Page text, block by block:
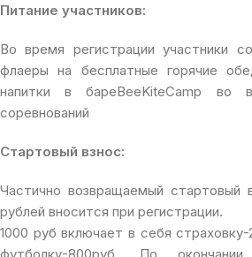
Питание участников:
Во время регистрации участники
флаеры на бесплатные горячие
напитки в бареBeeKiteCamp во
соревнований
Стартовый взнос:
Частично возвращаемый стартовый
рублей вносится при регистрации.
1000 руб включает в себя